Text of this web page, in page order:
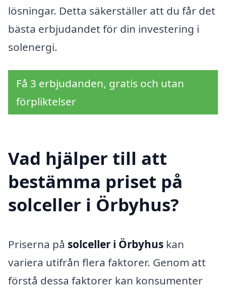
lösningar. Detta säkerställer att du får det
bästa erbjudandet för din investering i
solenergi.
Få 3 erbjudanden, gratis och utan
förpliktelser
Vad hjälper till att
bestämma priset på
solceller i Örbyhus?
Priserna på solceller i Örbyhus kan
variera utifrån flera faktorer. Genom att
förstå dessa faktorer kan konsumenter